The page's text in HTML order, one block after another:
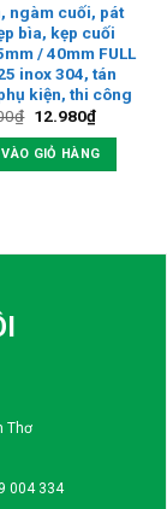
ngàm cuối, pát
bìa, kẹp cuối
/ 40mm FULL
inox 304, tán
kiện, thi công
₫ Giá
là:
13.000₫.
12.980₫Giá
hiện
tại
là:
12.980₫.
GIỎ HÀNG
Thơ
004 334